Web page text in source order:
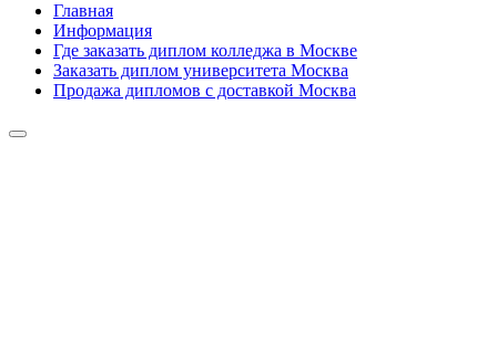
Главная
Информация
Где заказать диплом колледжа в Москве
Заказать диплом университета Москва
Продажа дипломов с доставкой Москва